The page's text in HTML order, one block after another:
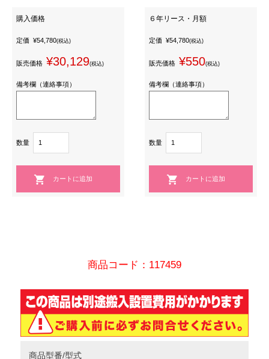
購入価格
定価 ¥54,780(税込)
販売価格 ¥30,129(税込)
備考欄（連絡事項）
数量
６年リース・月額
定価 ¥54,780(税込)
販売価格 ¥550(税込)
備考欄（連絡事項）
数量
商品コード：117459
商品型番/型式